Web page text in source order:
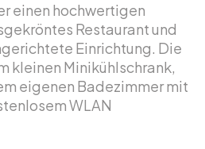
einen hochwertigen
Restaurant und
Einrichtung. Die
kleinen Minikühlschrank,
eigenen Badezimmer mit
WLAN